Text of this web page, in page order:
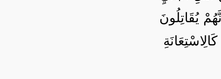
يُقَاتِلُونَ